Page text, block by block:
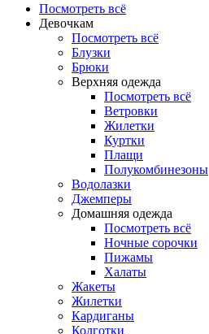
Посмотреть всё
Девочкам
Посмотреть всё
Блузки
Брюки
Верхняя одежда
Посмотреть всё
Ветровки
Жилетки
Куртки
Плащи
Полукомбинезоны
Водолазки
Джемперы
Домашняя одежда
Посмотреть всё
Ночные сорочки
Пижамы
Халаты
Жакеты
Жилетки
Кардиганы
Колготки